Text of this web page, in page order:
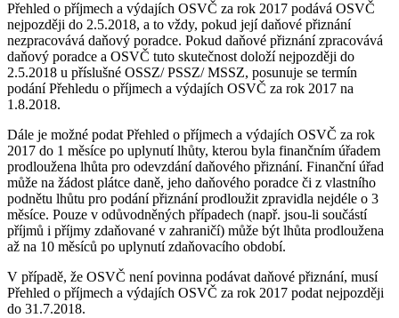
Přehled o příjmech a výdajích OSVČ za rok 2017 podává OSVČ
nejpozději do 2.5.2018, a to vždy, pokud její daňové přiznání
nezpracovává daňový poradce. Pokud daňové přiznání zpracovává
daňový poradce a OSVČ tuto skutečnost doloží nejpozději do
2.5.2018 u příslušné OSSZ/ PSSZ/ MSSZ, posunuje se termín
podání Přehledu o příjmech a výdajích OSVČ za rok 2017 na
1.8.2018.
Dále je možné podat Přehled o příjmech a výdajích OSVČ za rok
2017 do 1 měsíce po uplynutí lhůty, kterou byla finančním úřadem
prodloužena lhůta pro odevzdání daňového přiznání. Finanční úřad
může na žádost plátce daně, jeho daňového poradce či z vlastního
podnětu lhůtu pro podání přiznání prodloužit zpravidla nejdéle o 3
měsíce. Pouze v odůvodněných případech (např. jsou-li součástí
příjmů i příjmy zdaňované v zahraničí) může být lhůta prodloužena
až na 10 měsíců po uplynutí zdaňovacího období.
V případě, že OSVČ není povinna podávat daňové přiznání, musí
Přehled o příjmech a výdajích OSVČ za rok 2017 podat nejpozději
do 31.7.2018.